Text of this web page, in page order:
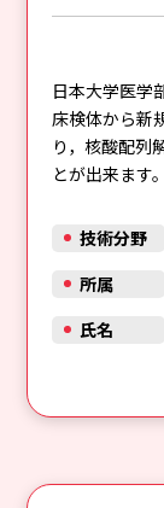
日本大学医学
床検体から新
り，核酸配列
とが出来ます。
技術分野
所属
氏名